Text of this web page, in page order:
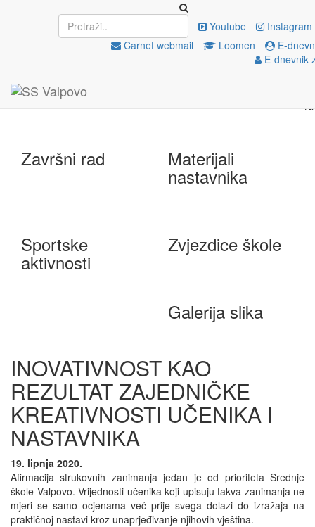
Youtube
Instagram
Carnet webmail
Loomen
E-
E-dnevnik
EU projekti
e-Škole
Završni rad Materijali
nastavnika
Sportske
aktivnosti
Zvjezdice škole
Galerija slika
INOVATIVNOST KAO
REZULTAT ZAJEDNIČKE
KREATIVNOSTI UČENIKA I
NASTAVNIKA
19. lipnja 2020.
Afirmacija strukovnih zanimanja jedan je od prioriteta Srednje
škole Valpovo. Vrijednosti učenika koji upisuju takva zanimanja ne
mjeri se samo ocjenama već prije svega dolazi do izražaja na
praktičnoj nastavi kroz unaprjeđivanje njihovih vještina.